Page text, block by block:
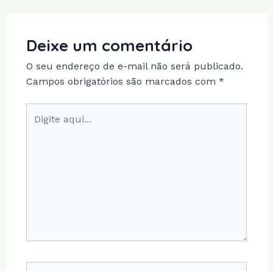
Deixe um comentário
O seu endereço de e-mail não será publicado.
Campos obrigatórios são marcados com *
aqui...